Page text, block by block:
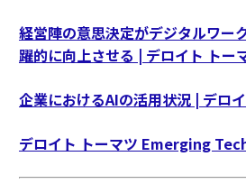
経営陣の意思決定がデジタルワー
躍的に向上させる | デロイト トー
企業におけるAIの活用状況 | デロ
デロイト トーマツ Emerging